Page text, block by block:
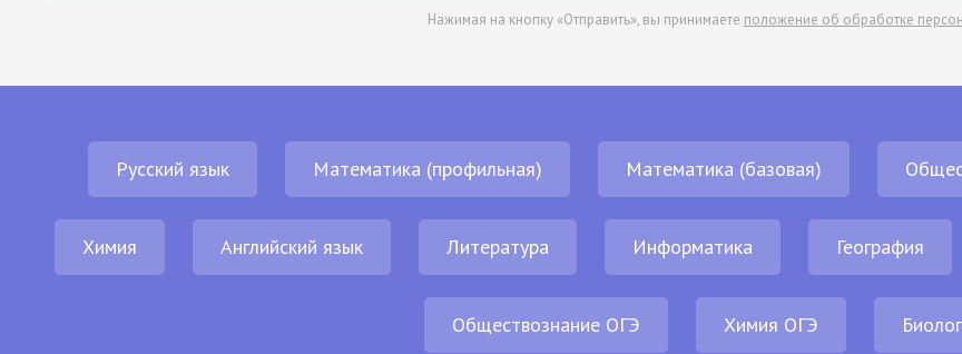
Нажимая на кнопку «Отправить», вы принимаете положение об обработке
Русский язык Математика (профильная) Математика (базовая)
Химия Английский язык Литература Информатика География
Обществознание ОГЭ Химия ОГЭ